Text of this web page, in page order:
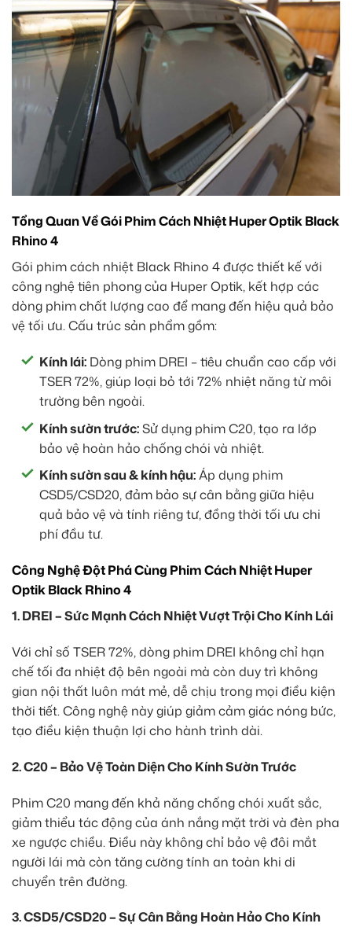
Tổng Quan Về Gói Phim Cách Nhiệt Huper Optik Black
Rhino 4
Gói phim cách nhiệt Black Rhino 4 được thiết kế với
công nghệ tiên phong của Huper Optik, kết hợp các
dòng phim chất lượng cao để mang đến hiệu quả bảo
vệ tối ưu. Cấu trúc sản phẩm gồm:
Kính lái: Dòng phim DREI – tiêu chuẩn cao cấp với
TSER 72%, giúp loại bỏ tới 72% nhiệt năng từ môi
trường bên ngoài.
Kính sườn trước:Sử dụng phim C20, tạo ra lớp
bảo vệ hoàn hảo chống chói và nhiệt.
Kính sườn sau & kính hậu:Áp dụng phim
CSD5/CSD20, đảm bảo sự cân bằng giữa hiệu
quả bảo vệ và tính riêng tư, đồng thời tối ưu chi
phí đầu tư.
Công Nghệ Đột Phá Cùng Phim Cách Nhiệt Huper
Optik Black Rhino 4
1. DREI – Sức Mạnh Cách Nhiệt Vượt Trội Cho Kính Lái
Với chỉ số TSER 72%, dòng phim DREI không chỉ hạn
chế tối đa nhiệt độ bên ngoài mà còn duy trì không
gian nội thất luôn mát mẻ, dễ chịu trong mọi điều kiện
thời tiết. Công nghệ này giúp giảm cảm giác nóng bức,
tạo điều kiện thuận lợi cho hành trình dài.
2. C20 – Bảo Vệ Toàn Diện Cho Kính Sườn Trước
Phim C20 mang đến khả năng chống chói xuất sắc,
giảm thiểu tác động của ánh nắng mặt trời và đèn pha
xe ngược chiều. Điều này không chỉ bảo vệ đôi mắt
người lái mà còn tăng cường tính an toàn khi di
chuyển trên đường.
3. CSD5/CSD20 – Sự Cân Bằng Hoàn Hảo Cho Kính